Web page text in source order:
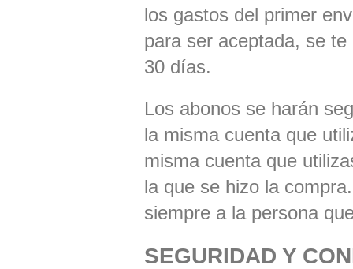
los gastos del primer
para ser aceptada, se
30 días.
Los abonos se harán
la misma cuenta que
misma cuenta que
la que se hizo la
siempre a la persona
SEGURIDAD Y